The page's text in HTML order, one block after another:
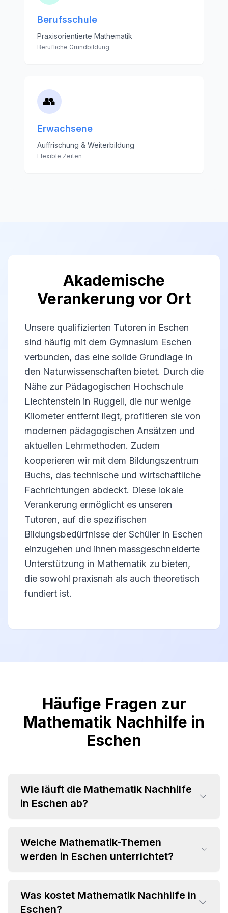
Berufsschule
Praxisorientierte Mathematik
Berufliche Grundbildung
👥
Erwachsene
Auffrischung & Weiterbildung
Flexible Zeiten
Akademische
Verankerung vor Ort
Unsere qualifizierten Tutoren in Eschen
sind häufig mit dem Gymnasium Eschen
verbunden, das eine solide Grundlage in
den Naturwissenschaften bietet. Durch die
Nähe zur Pädagogischen Hochschule
Liechtenstein in Ruggell, die nur wenige
Kilometer entfernt liegt, profitieren sie von
modernen pädagogischen Ansätzen und
aktuellen Lehrmethoden. Zudem
kooperieren wir mit dem Bildungszentrum
Buchs, das technische und wirtschaftliche
Fachrichtungen abdeckt. Diese lokale
Verankerung ermöglicht es unseren
Tutoren, auf die spezifischen
Bildungsbedürfnisse der Schüler in Eschen
einzugehen und ihnen massgeschneiderte
Unterstützung in Mathematik zu bieten,
die sowohl praxisnah als auch theoretisch
fundiert ist.
Häufige Fragen zur
Mathematik Nachhilfe in
Eschen
Wie läuft die Mathematik Nachhilfe
in Eschen ab?
Welche Mathematik-Themen
werden in Eschen unterrichtet?
• Grundrechenarten und Bruchrechnung
Was kostet Mathematik Nachhilfe in
Eschen?